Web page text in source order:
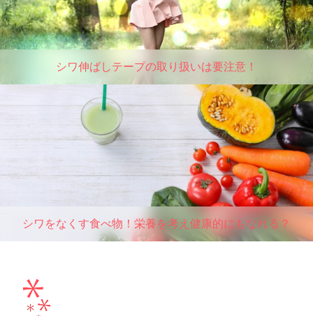
シワ伸ばしテープの取り扱いは要注意！
シワをなくす食べ物！栄養を考え健康的にもなれる？